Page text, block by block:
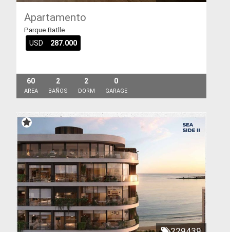
Apartamento
Parque Batlle
USD 287.000
60
AREA
2
BAÑOS
2
DORM
0
GARAGE